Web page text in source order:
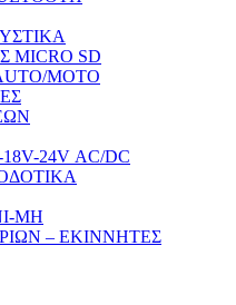
MICRO SD
MOTO
24V ΑC/DC
MH
– ΕΚΙΝΝΗΤΕΣ